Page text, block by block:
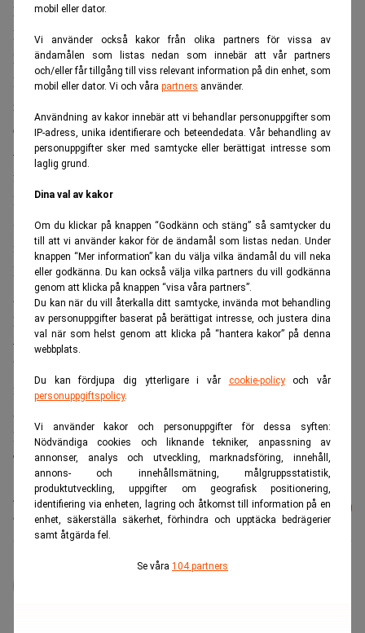
mobil eller dator.
Vi använder också kakor från olika partners för vissa av
ändamålen som listas nedan som innebär att vår partners
och/eller får tillgång till viss relevant information på din enhet, som
mobil eller dator. Vi och våra partners använder.
Användning av kakor innebär att vi behandlar personuppgifter som
IP-adress, unika identifierare och beteendedata. Vår behandling av
personuppgifter sker med samtycke eller berättigat intresse som
laglig grund.
Dina val av kakor
Om du klickar på knappen “Godkänn och stäng” så samtycker du
till att vi använder kakor för de ändamål som listas nedan. Under
knappen “Mer information” kan du välja vilka ändamål du vill neka
eller godkänna. Du kan också välja vilka partners du vill godkänna
genom att klicka på knappen “visa våra partners”.
Du kan när du vill återkalla ditt samtycke, invända mot behandling
av personuppgifter baserat på berättigat intresse, och justera dina
val när som helst genom att klicka på “hantera kakor” på denna
webbplats.
Du kan fördjupa dig ytterligare i vår cookie-policyoch vår
personuppgiftspolicy.
Vi använder kakor och personuppgifter för dessa syften:
Nödvändiga cookies och liknande tekniker, anpassning av
annonser, analys och utveckling, marknadsföring, innehåll,
annons- och innehållsmätning, målgruppsstatistik,
produktutveckling, uppgifter om geografisk positionering,
identifiering via enheten, lagring och åtkomst till information på en
enhet, säkerställa säkerhet, förhindra och upptäcka bedrägerier
samt åtgärda fel.
Se våra 104 partners
har inlett en förundersökning.
För några år sedan blev en delegation från Malmö
hembjuden till Dan Olofssons hus i Cannes på franska
Rivieran, skriver Sydsvenskan. Malmö stad stod för såväl
resa som hotell och andra kostnader. Dan Olofsson bjöd
endast på middag.
– Jag uppfattade middagen som en marknadsföringsgrej
från Dan Olofsson sida. I dag kan jag förstå att
lämpligheten i det kan diskuteras, säger Percy Liedholm
(m), dåvarande vice ordförande, som också var med på
middagen.
Ilmar Reepalu säger att han bara uppfattade det som ett
generöst erbjudande och att det inte handlade om hans
privata relationer till Dan Olofsson.
– Lagstiftarens avsikt är att förhindra osunda
beroendeställningar som i slutändan måste betalas av
någon annan. Vi får titta på vad det kan finnas för rimlig
affärskoppling till den här middagen i Cannes, säger
kammaråklagare Per Nichols.
TT
Läs mer från Realtid - vårt nyhetsbrev
är kostnadsfritt:
Prenumerera
administrator